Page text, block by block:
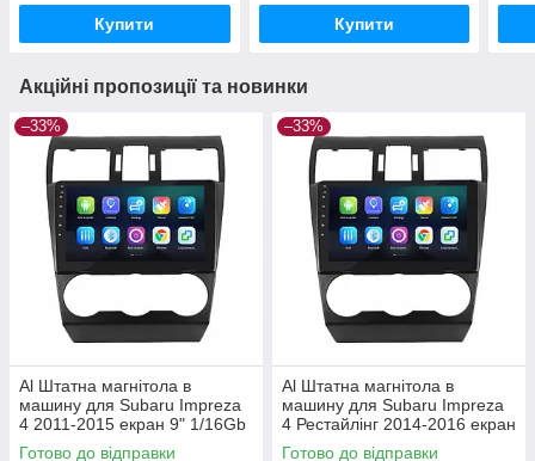
Купити Купити
Акційні пропозиції та новинки
–33%
Al Штатна магнітола в
машину для Subaru Impreza
4 2011-2015 екран 9" 1/16Gb
Wi-Fi GPS Base
Готово до відправки
–33%
Al Штатна магнітола в
машину для Subaru Impreza
4 Рестайлінг 2014-2016 екран
9" 1/16Gb Wi-Fi GPS Base
Готово до відправки